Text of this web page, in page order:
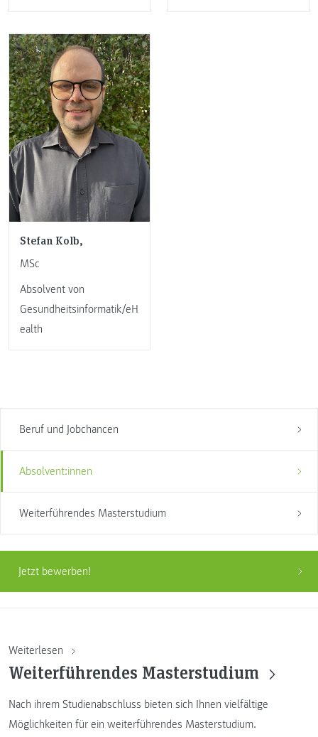
Beruf und Jobchancen
Absolvent:innen
Weiterführendes Masterstudium
Jetzt bewerben!
Stefan Kolb,
MSc
Absolvent von
Gesundheitsinformatik/eH
ealth
Weiterlesen
Weiterführendes Masterstudium
Nach ihrem Studienabschluss bieten sich Ihnen vielfältige
Möglichkeiten für ein weiterführendes Masterstudium.